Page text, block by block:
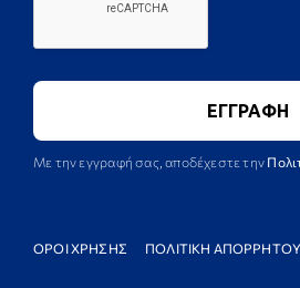
Με την εγγραφή σας, αποδέχεστε την
ΟΡΟΙ ΧΡΗΣΗΣ ΠΟΛΙΤΙΚΗ ΑΠΟΡΡΗΤΟΥ